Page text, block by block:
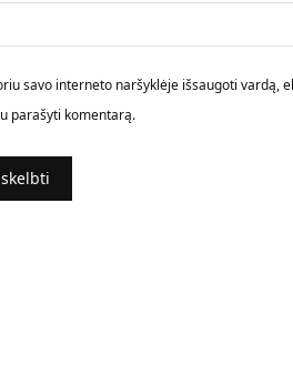
savo interneto naršyklėje išsaugoti vardą,
parašyti komentarą.